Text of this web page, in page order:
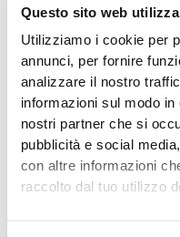
Questo sito web
Utilizziamo i cookie per
annunci, per fornire
analizzare il nostro
informazioni sul modo
nostri partner che si
pubblicità e social
con altre informazioni
raccolto dal tuo utilizzo
I NOSTRI